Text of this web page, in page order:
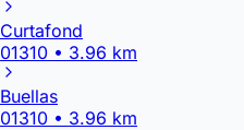
Curtafond
01310 • 3.96 km
Buellas
01310 • 3.96 km